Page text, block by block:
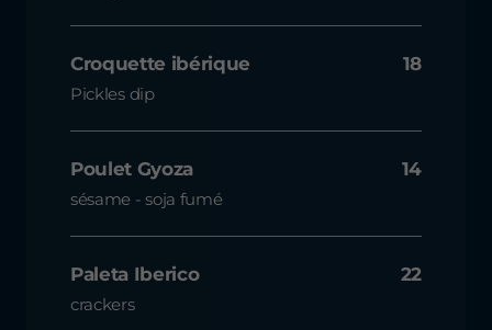
Croquette ibérique 18
Pickles dip
Poulet Gyoza 14
sésame - soja fumé
Paleta Iberico 22
crackers